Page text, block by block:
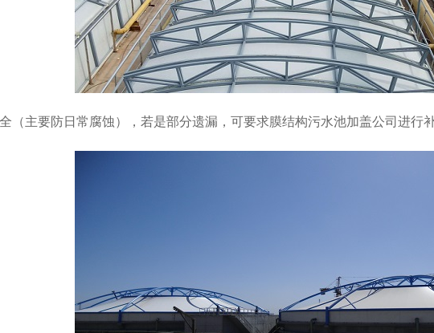
（主要防日常腐蚀），若是部分遗漏，可要求膜结构污水池加盖公司进行